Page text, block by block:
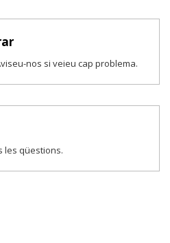
nos si veieu cap problema.
les qüestions.